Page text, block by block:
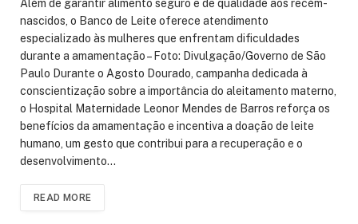
Além de garantir alimento seguro e de qualidade aos recém-
nascidos, o Banco de Leite oferece atendimento
especializado às mulheres que enfrentam dificuldades
durante a amamentação – Foto: Divulgação/Governo de São
Paulo Durante o Agosto Dourado, campanha dedicada à
conscientização sobre a importância do aleitamento materno,
o Hospital Maternidade Leonor Mendes de Barros reforça os
benefícios da amamentação e incentiva a doação de leite
humano, um gesto que contribui para a recuperação e o
desenvolvimento…
READ MORE